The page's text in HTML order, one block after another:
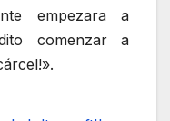
empezara a
comenzar a